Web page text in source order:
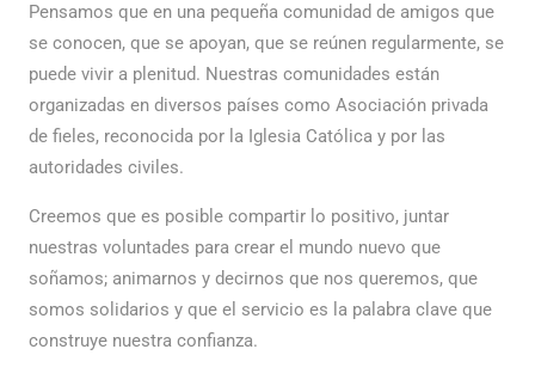
Pensamos que en una pequeña comunidad de amigos que
se conocen, que se apoyan, que se reúnen regularmente, se
puede vivir a plenitud. Nuestras comunidades están
organizadas en diversos países como Asociación privada
de fieles, reconocida por la Iglesia Católica y por las
autoridades civiles.
Creemos que es posible compartir lo positivo, juntar
nuestras voluntades para crear el mundo nuevo que
soñamos; animarnos y decirnos que nos queremos, que
somos solidarios y que el servicio es la palabra clave que
construye nuestra confianza.